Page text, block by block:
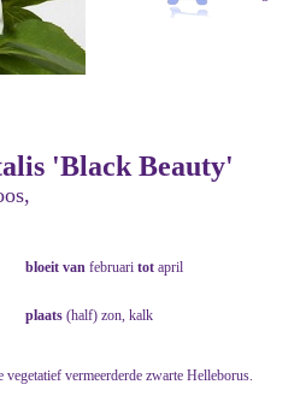
'Black Beauty'
bloeit van februari tot april
plaats (half) zon, kalk
vegetatief vermeerderde zwarte Helleborus.